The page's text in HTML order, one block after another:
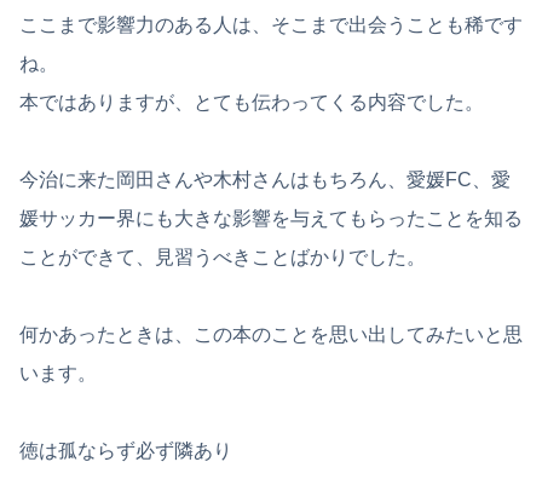
ここまで影響力のある人は、そこまで出会うことも稀です
ね。
本ではありますが、とても伝わってくる内容でした。
今治に来た岡田さんや木村さんはもちろん、愛媛FC、愛
媛サッカー界にも大きな影響を与えてもらったことを知る
ことができて、見習うべきことばかりでした。
何かあったときは、この本のことを思い出してみたいと思
います。
徳は孤ならず必ず隣あり